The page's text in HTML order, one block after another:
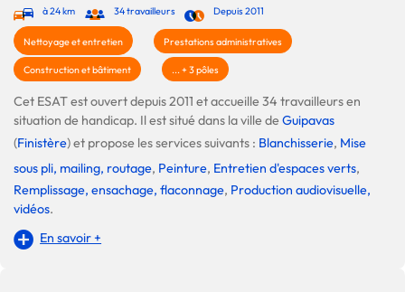
à 24 km 34 travailleurs Depuis 2011
Nettoyage et entretien Prestations administratives
Construction et bâtiment ... + 3 pôles
Cet ESAT est ouvert depuis 2011 et accueille 34 travailleurs en
situation de handicap. Il est situé dans la ville deGuipavas
(Finistère) et propose les services suivants : Blanchisserie, Mise
sous pli, mailing, routage, Peinture, Entretien d'espaces verts,
Remplissage, ensachage, flaconnage, Production audiovisuelle,
vidéos.
En savoir +